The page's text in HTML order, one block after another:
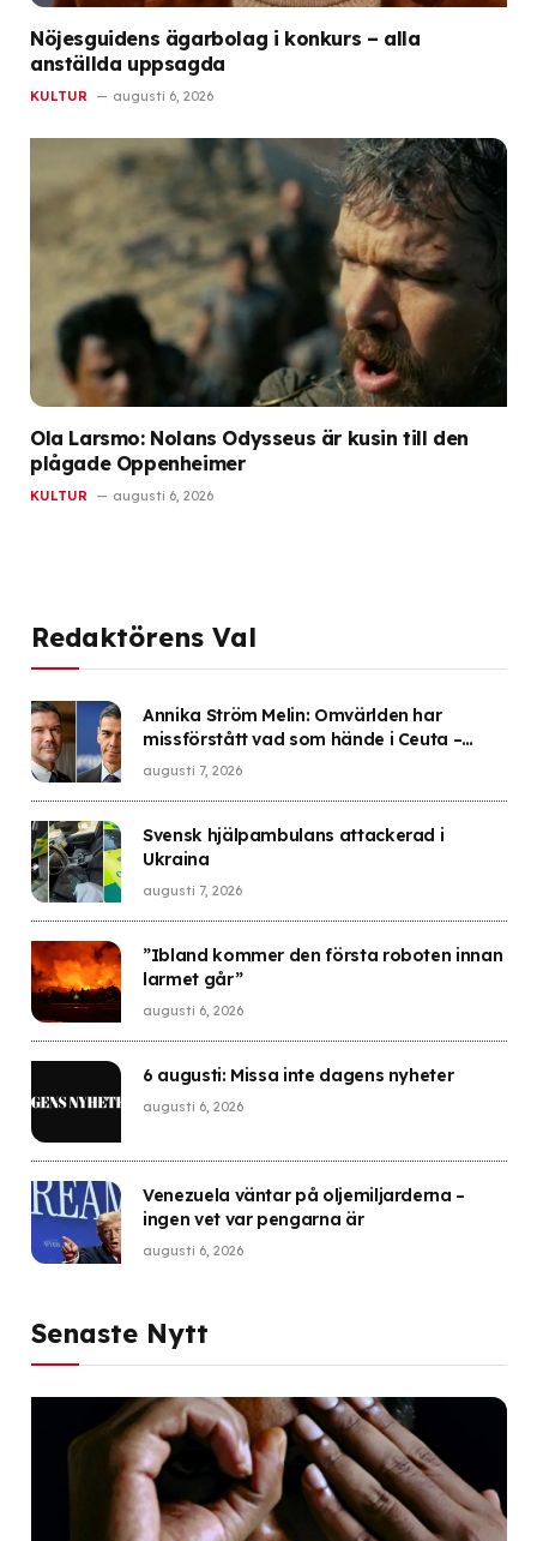
Nöjesguidens ägarbolag i konkurs – alla
anställda uppsagda
KULTUR augusti 6, 2026
Ola Larsmo: Nolans Odysseus är kusin till den
plågade Oppenheimer
KULTUR augusti 6, 2026
Redaktörens Val
Annika Ström Melin: Omvärlden har
missförstått vad som hände i Ceuta –
Sverige gick i fällan
augusti 7, 2026
Svensk hjälpambulans attackerad i
Ukraina
augusti 7, 2026
”Ibland kommer den första roboten innan
larmet går”
augusti 6, 2026
6 augusti: Missa inte dagens nyheter
augusti 6, 2026
Venezuela väntar på oljemiljarderna –
ingen vet var pengarna är
augusti 6, 2026
Senaste Nytt